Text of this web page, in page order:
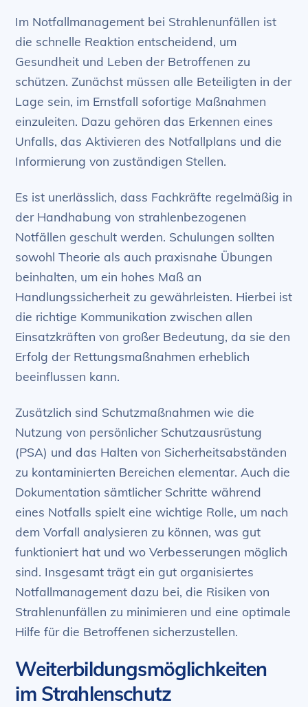
Im Notfallmanagement bei Strahlenunfällen ist
die schnelle Reaktion entscheidend, um
Gesundheit und Leben der Betroffenen zu
schützen. Zunächst müssen alle Beteiligten in der
Lage sein, im Ernstfall sofortige Maßnahmen
einzuleiten. Dazu gehören das Erkennen eines
Unfalls, das Aktivieren des Notfallplans und die
Informierung von zuständigen Stellen.
Es ist unerlässlich, dass Fachkräfte regelmäßig in
der Handhabung von stra­hlen­be­zo­ge­nen
Notfällen geschult werden. Schulungen sollten
sowohl Theorie als auch praxisnahe Übungen
beinhalten, um ein hohes Maß an
Handlungssicherheit zu gewährleisten. Hierbei ist
die richtige Kommunikation zwischen allen
Einsatzkräften von großer Bedeutung, da sie den
Erfolg der Rettungsmaßnahmen erheblich
beeinflussen kann.
Zusätzlich sind Schutzmaßnahmen wie die
Nutzung von persönlicher Schutzausrüstung
(PSA) und das Halten von Sicherheitsabständen
zu kontaminierten Bereichen elementar. Auch die
Dokumentation sämtlicher Schritte während
eines Notfalls spielt eine wichtige Rolle, um nach
dem Vorfall analysieren zu können, was gut
funktioniert hat und wo Verbesserungen möglich
sind. Insgesamt trägt ein gut organisiertes
Notfallmanagement dazu bei, die Risiken von
Strahlenunfällen zu minimieren und eine optimale
Hilfe für die Betroffenen sicherzustellen.
Weiterbildungsmöglichkeiten
im Strahlenschutz